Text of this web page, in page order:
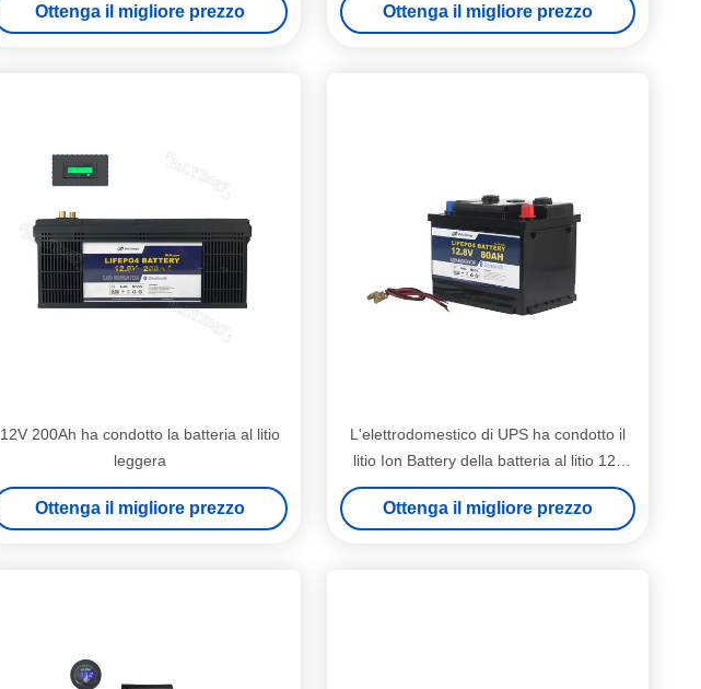
Ottenga il migliore prezzo Ottenga il migliore prezzo
12V 200Ah ha condotto la batteria al litio
leggera
Ottenga il migliore prezzo
L'elettrodomestico di UPS ha condotto il
litio Ion Battery della batteria al litio 12v
80ah della luce
Ottenga il migliore prezzo